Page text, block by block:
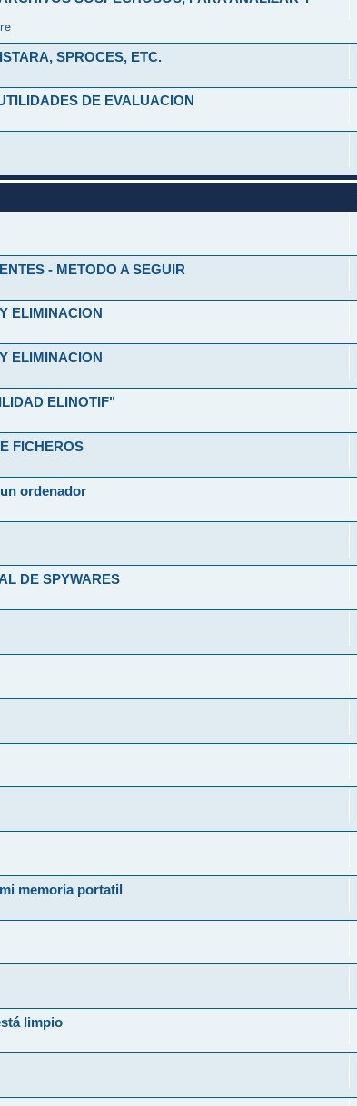
SPROCES, ETC.
DE EVALUACION
- METODO A SEGUIR
ELIMINACION
ELIMINACION
ELINOTIF"
FICHEROS
ordenador
DE SPYWARES
memoria portatil
limpio